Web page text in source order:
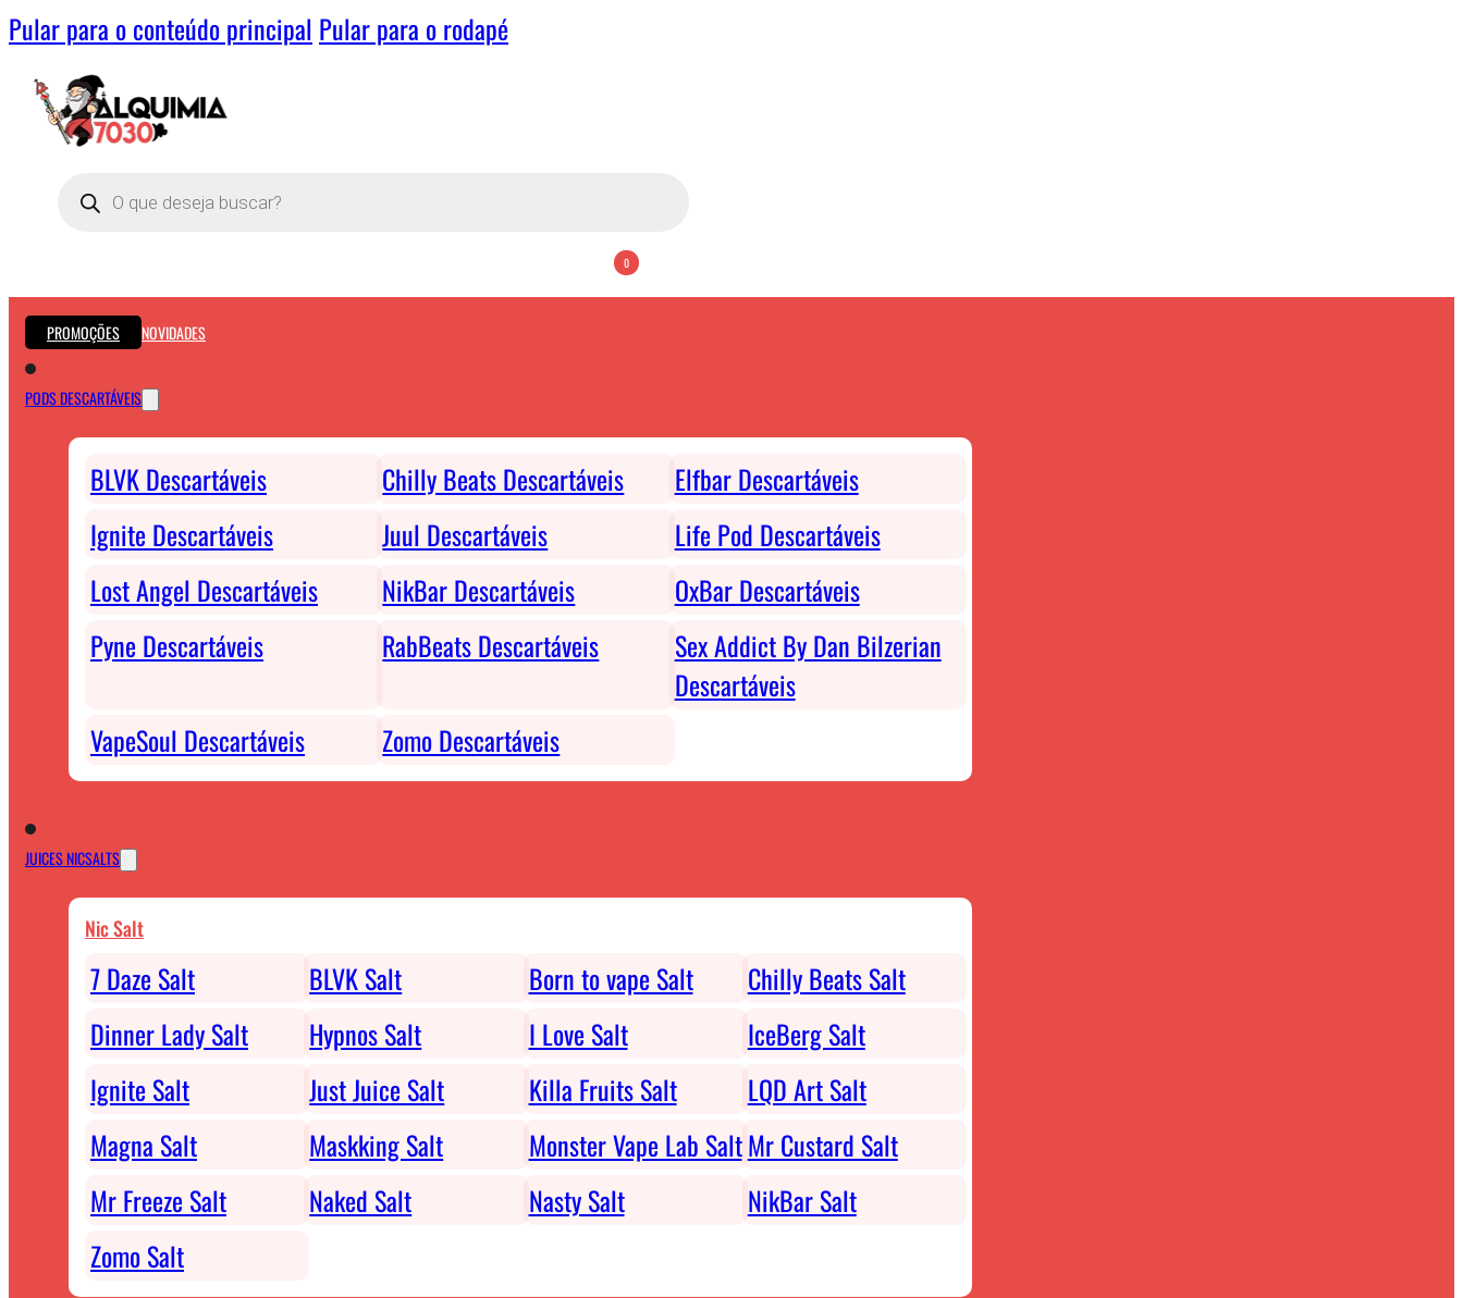
Pular para o conteúdo principal Pular para o rodapé
Pesquisar
produtos
0
PROMOÇÕES NOVIDADES
PODS DESCARTÁVEIS
BLVK Descartáveis Chilly Beats Descartáveis
Elfbar Descartáveis
Ignite Descartáveis
Juul Descartáveis
Life Pod Descartáveis
Lost Angel Descartáveis
NikBar Descartáveis
OxBar Descartáveis
Pyne Descartáveis
RabBeats Descartáveis
Sex Addict By Dan Bilzerian
Descartáveis
VapeSoul Descartáveis
Zomo Descartáveis
JUICES NICSALTS
Nic Salt
7 Daze Salt BLVK Salt Born to vape Salt
Chilly Beats Salt
Dinner Lady Salt
Hypnos Salt I Love Salt
IceBerg Salt
Ignite Salt
Just Juice Salt Killa Fruits Salt
LQD Art Salt
Magna Salt
Maskking Salt Monster Vape Lab SaltMr Custard Salt
Mr Freeze Salt
Naked Salt Nasty Salt
NikBar Salt
Zomo Salt